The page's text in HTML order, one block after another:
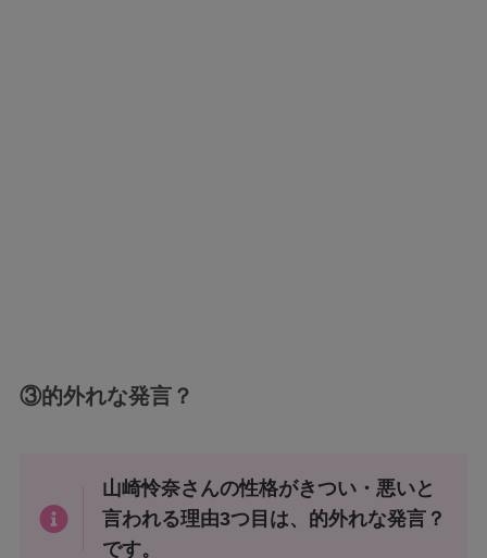
③的外れな発言？
山崎怜奈さんの性格がきつい・悪いと
言われる理由3つ目は、的外れな発言？
です。